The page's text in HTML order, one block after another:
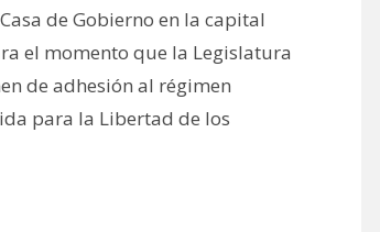
de Gobierno en la capital
el momento que la Legislatura
de adhesión al régimen
para la Libertad de los